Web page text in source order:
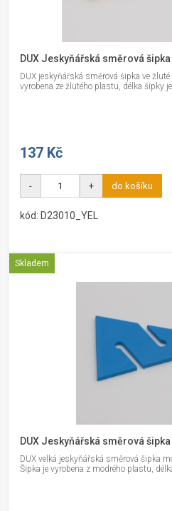
DUX Jeskyňářská směrová
DUX jeskyňářská směrová šipka ve
vyrobena ze žlutého plastu, délka šipky
137 Kč
- + do košíku
kód: D23010_YEL
Skladem
DUX Jeskyňářská směrová
DUX velká jeskyňářská směrová šipka
Šipka je vyrobena z modrého plastu,